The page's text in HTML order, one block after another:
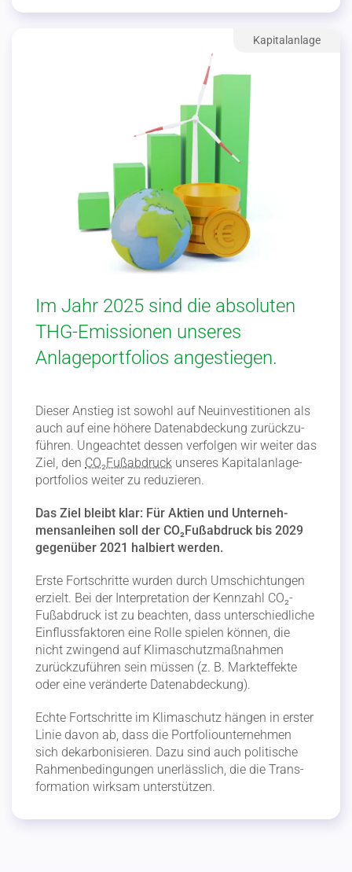
Im Jahr 2025 sind die absoluten
THG-Emissionen unseres
Anlageportfolios angestiegen.
Dieser Anstieg ist sowohl auf Neuin­ves­ti­tionen als
auch auf eine höhere Daten­ab­de­ckung zurück­zu­
führen. Ungeachtet dessen verfolgen wir weiter das
Ziel, den CO₂Fuß­ab­druck unseres Kapital­an­la­ge­
port­folios weiter zu reduzieren.
Das Ziel bleibt klar: Für Aktien und Unter­neh­
mens­an­leihen soll der CO₂Fuß­ab­druck bis 2029
gegenüber 2021 halbiert werden.
Erste Fortschritte wurden durch Umschich­tungen
erzielt. Bei der Inter­pre­tation der Kennzahl CO₂-
Fußab­druck ist zu beachten, dass unter­schied­liche
Einfluss­fak­toren eine Rolle spielen können, die
nicht zwingend auf Klima­schutz­maß­nahmen
zurück­zu­führen sein müssen (z. B. Markt­ef­fekte
oder eine verän­derte Daten­ab­de­ckung).
Echte Fortschritte im Klima­schutz hängen in erster
Linie davon ab, dass die Portfo­lio­un­ter­nehmen
sich dekar­bo­ni­sieren. Dazu sind auch politische
Rahmen­be­din­gungen unerlässlich, die die Trans­
for­mation wirksam unter­stützen.